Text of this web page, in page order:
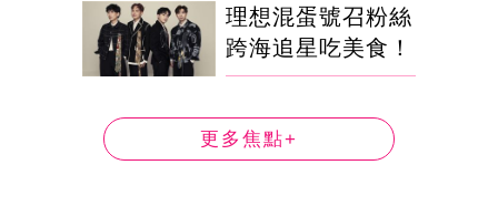
理想混蛋號召粉絲
跨海追星吃美食！
更多焦點+